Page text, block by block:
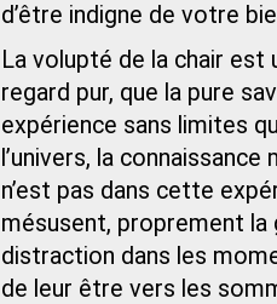
d’être indigne de votre
La volupté de la chair est
regard pur, que la pure
expérience sans limites
l’univers, la
n’est pas dans cette
mésusent, proprement la
distraction dans les
de leur être vers les